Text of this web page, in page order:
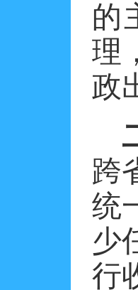
的
理
政
跨
统
少
行